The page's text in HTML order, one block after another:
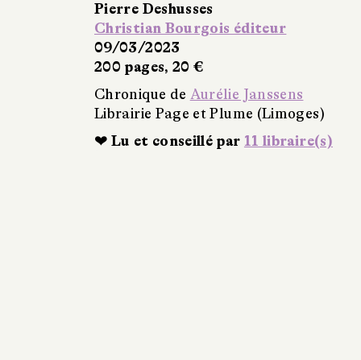
Pierre Deshusses
Christian Bourgois éditeur
09/03/2023
200 pages, 20 €
Chronique de Aurélie Janssens
Librairie Page et Plume (Limoges)
❤ Lu et conseillé par 11 libraire(s)